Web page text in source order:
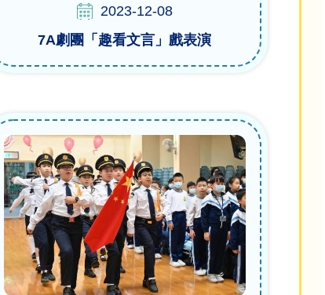
2023-12-08
7A劇團「趣看文言」戲表演